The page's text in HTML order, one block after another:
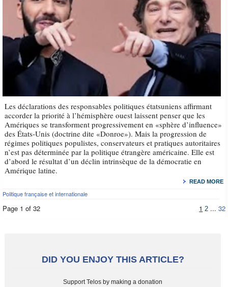
Les déclarations des responsables politiques étatsuniens affirmant
accorder la priorité à l’hémisphère ouest laissent penser que les
Amériques se transforment progressivement en «sphère d’influence»
des États-Unis (doctrine dite «Donroe»). Mais la progression de
régimes politiques populistes, conservateurs et pratiques autoritaires
n’est pas déterminée par la politique étrangère américaine. Elle est
d’abord le résultat d’un déclin intrinsèque de la démocratie en
Amérique latine.
READ MORE
Politique française et internationale
Page 1 of 32 1 2 ...32
DID YOU ENJOY THIS ARTICLE?
Support Telos by making a donation